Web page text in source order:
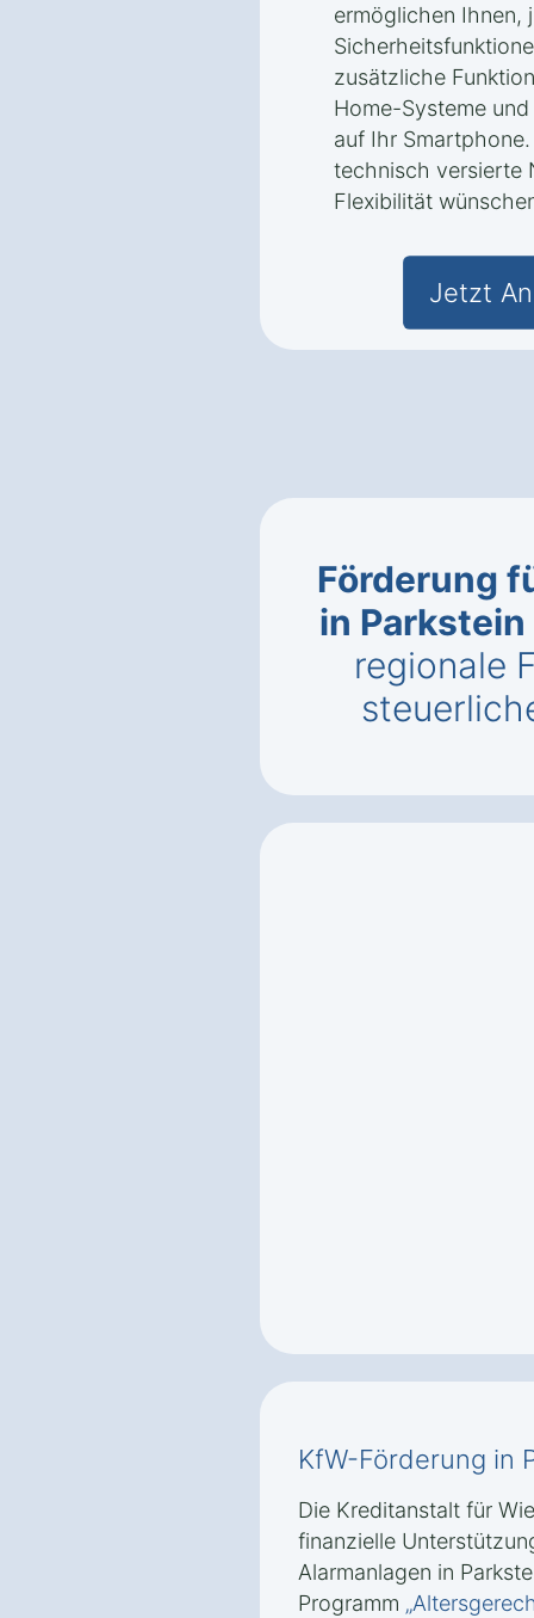
ermöglichen Ihnen,
zusätzliche
Home-Systeme
auf Ihr
technisch versierte
Flexibilität
Jetzt
Förderung
in
regionale
KfW-Förderung in
Die Kreditanstalt für
finanzielle
Alarmanlagen in
Programm